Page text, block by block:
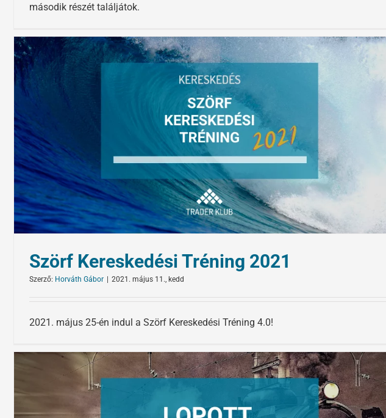
második részét találjátok.
Szörf Kereskedési Tréning 2021
Szerző: Horváth Gábor | 2021. május 11., kedd
2021. május 25-én indul a Szörf Kereskedési Tréning 4.0!